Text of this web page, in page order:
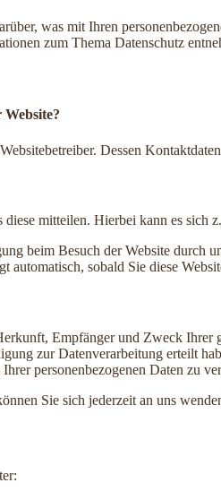
was mit Ihren
zum Thema Datenschutz
Dessen
mitteilen. Hierbei kann es
beim Besuch der Website durch
sobald Sie diese
Empfänger und Zweck
zur Datenverarbeitung erteilt
personenbezogenen Daten zu
Sie sich jederzeit an uns